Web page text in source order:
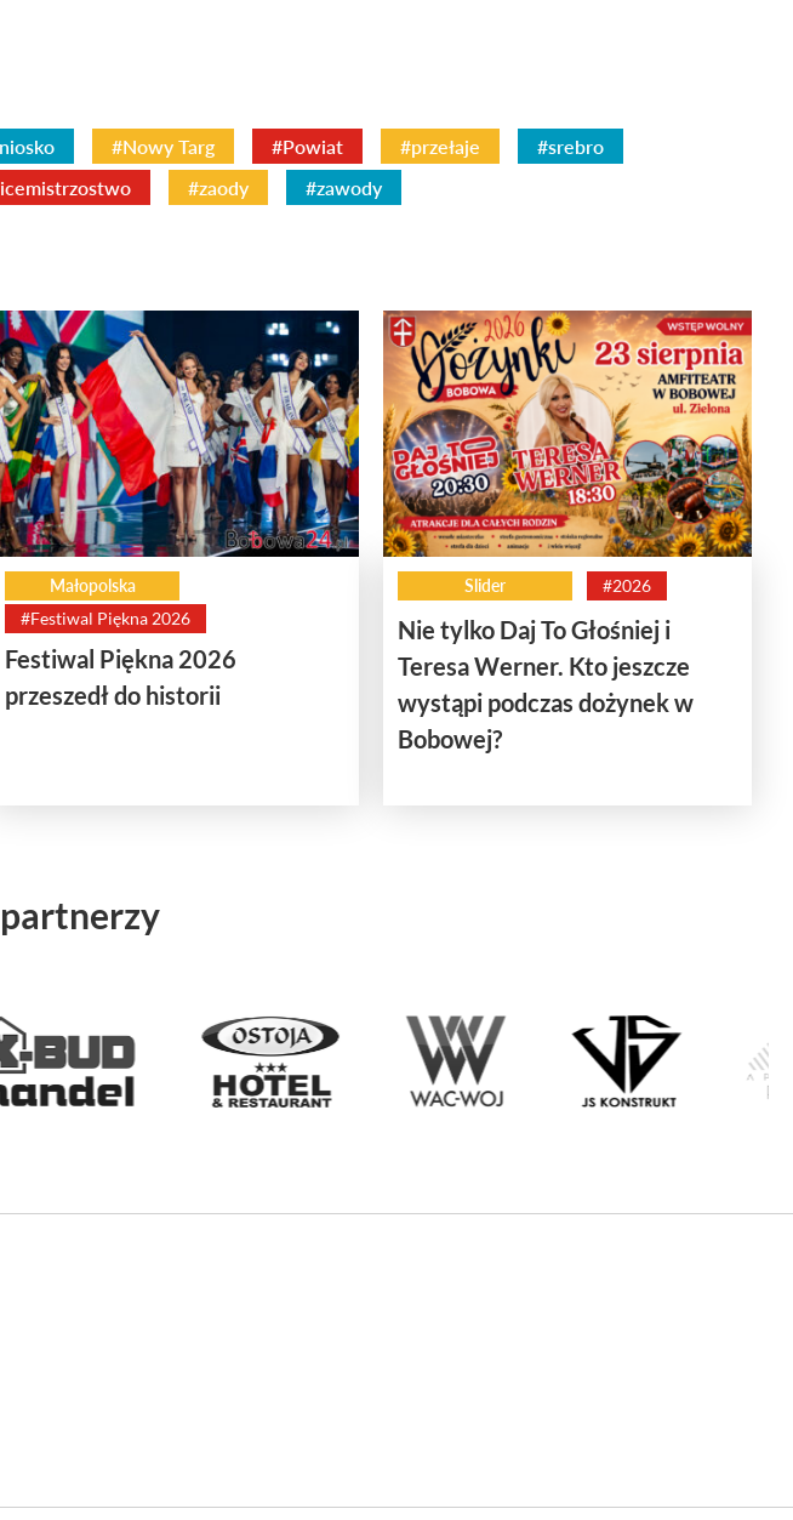
#Nowy Targ #Powiat #przełaje
#srebro
#zaody #zawody
Małopolska
#Festiwal Piękna 2026
Festiwal Piękna 2026
przeszedł do historii
Slider #2026
Nie tylko Daj To Głośniej i
Teresa Werner. Kto jeszcze
wystąpi podczas dożynek w
Bobowej?
partnerzy